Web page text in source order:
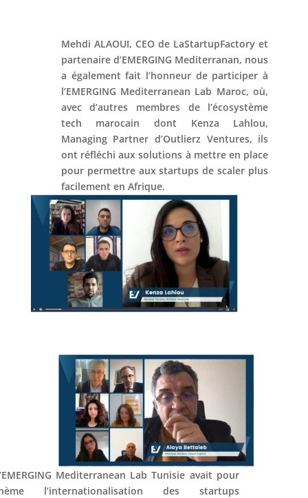
Mehdi ALAOUI, CEO de LaStartupFactory et
partenaire d’EMERGING Mediterranan, nous
a également fait l’honneur de participer à
l’EMERGING Mediterranean Lab Maroc, où,
avec d’autres membres de l’écosystème
tech marocain dont Kenza Lahlou,
Managing Partner d’Outlierz Ventures, ils
ont réfléchi aux solutions à mettre en place
pour permettre aux startups de scaler plus
facilement en Afrique.
Mediterranean Lab Tunisie avait pour
l’internationalisation des startups